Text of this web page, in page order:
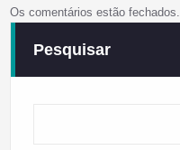
Os comentários estão fechados.
Pesquisar